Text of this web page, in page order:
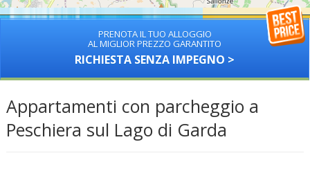
PRENOTA IL TUO ALLOGGIO
AL MIGLIOR PREZZO GARANTITO
RICHIESTA SENZA IMPEGNO >
Appartamenti con parcheggio a
Peschiera sul Lago di Garda